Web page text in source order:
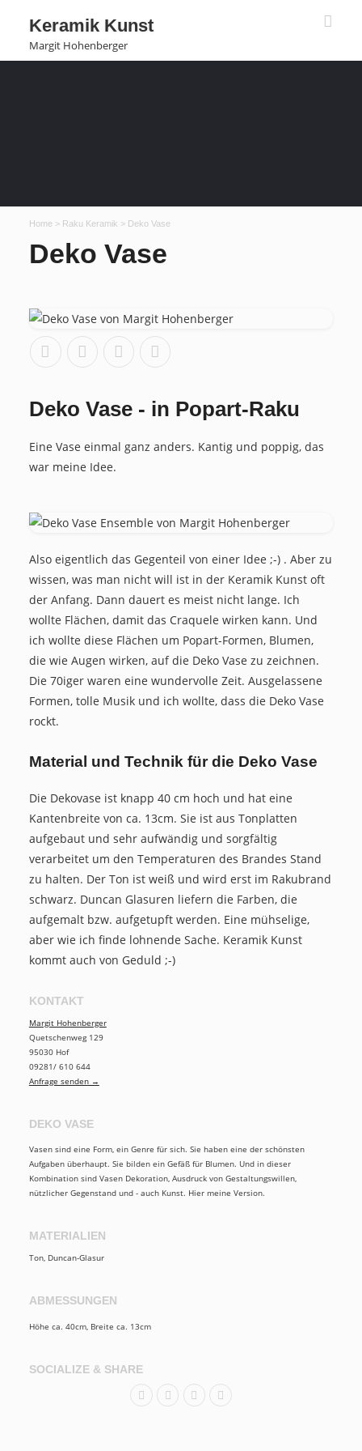
Keramik Kunst
Margit Hohenberger
Home > Raku Keramik > Deko Vase
Deko Vase
Deko Vase - in Popart-Raku
Eine Vase einmal ganz anders. Kantig und poppig, das
war meine Idee.
Also eigentlich das Gegenteil von einer Idee ;-) . Aber zu
wissen, was man nicht will ist in der Keramik Kunst oft
der Anfang. Dann dauert es meist nicht lange. Ich
wollte Flächen, damit das Craquele wirken kann. Und
ich wollte diese Flächen um Popart-Formen, Blumen,
die wie Augen wirken, auf die Deko Vase zu zeichnen.
Die 70iger waren eine wundervolle Zeit. Ausgelassene
Formen, tolle Musik und ich wollte, dass die Deko Vase
rockt.
Material und Technik für die Deko Vase
Die Dekovase ist knapp 40 cm hoch und hat eine
Kantenbreite von ca. 13cm. Sie ist aus Tonplatten
aufgebaut und sehr aufwändig und sorgfältig
verarbeitetum den Temperaturen des Brandes Stand
zu halten. Der Ton ist weiß und wird erst im Rakubrand
schwarz. Duncan Glasuren liefern die Farben, die
aufgemalt bzw. aufgetupft werden. Eine mühselige,
aber wie ich finde lohnende Sache. Keramik Kunst
kommt auch von Geduld ;-)
KONTAKT
Margit Hohenberger
Quetschenweg 129
95030 Hof
09281/ 610 644
Anfrage senden →
DEKO VASE
Vasen sind eine Form, ein Genre für sich. Sie haben eine der schönsten
Aufgaben überhaupt. Sie bilden ein Gefäß für Blumen. Und in dieser
Kombination sind Vasen Dekoration, Ausdruck von Gestaltungswillen,
nützlicher Gegenstand und - auch Kunst. Hier meine Version.
MATERIALIEN
Ton, Duncan-Glasur
ABMESSUNGEN
Höhe ca. 40cm, Breite ca. 13cm
SOCIALIZE & SHARE